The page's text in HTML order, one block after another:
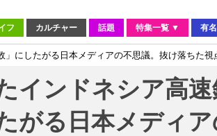
フ カルチャー 話題 特集一覧 ▼ 有
にしたがる日本メディアの不思議。抜け落ちた
インドネシア高
がる日本メディ